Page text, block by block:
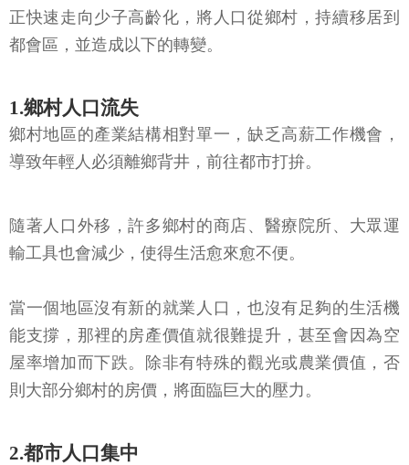
正快速走向少子高齡化，將人口從鄉村，持續移居到
都會區，並造成以下的轉變。
1.鄉村人口流失
鄉村地區的產業結構相對單一，缺乏高薪工作機會，
導致年輕人必須離鄉背井，前往都市打拚。
隨著人口外移，許多鄉村的商店、醫療院所、大眾運
輸工具也會減少，使得生活愈來愈不便。
當一個地區沒有新的就業人口，也沒有足夠的生活機
能支撐，那裡的房產價值就很難提升，甚至會因為空
屋率增加而下跌。除非有特殊的觀光或農業價值，否
則大部分鄉村的房價，將面臨巨大的壓力。
2.都市人口集中